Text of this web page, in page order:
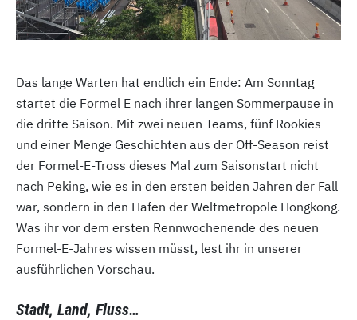
Das lange Warten hat endlich ein Ende: Am Sonntag
startet die Formel E nach ihrer langen Sommerpause in
die dritte Saison. Mit zwei neuen Teams, fünf Rookies
und einer Menge Geschichten aus der Off-Season reist
der Formel-E-Tross dieses Mal zum Saisonstart nicht
nach Peking, wie es in den ersten beiden Jahren der Fall
war, sondern in den Hafen der Weltmetropole Hongkong.
Was ihr vor dem ersten Rennwochenende des neuen
Formel-E-Jahres wissen müsst, lest ihr in unserer
ausführlichen Vorschau.
Stadt, Land, Fluss…